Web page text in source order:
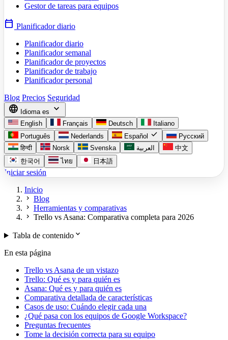
Gestor de tareas para equipos
calendar_today Planificador diario
Planificador diario
Planificador semanal
Planificador de proyectos
Planificador de trabajo
Planificador personal
Blog Precios Seguridad
language Idioma es expand_more
English Français Deutsch
Italiano
Português
Nederlands Español check
Русский
हिन्दी
Norsk Svenska العربية
中文
한국어
ไทย 日本語
Iniciar sesión
Inicio
chevron_right Blog
chevron_right Herramientas y comparativas
chevron_right Trello vs Asana: Comparativa completa para 2026
Tabla de contenidoexpand_more
En esta página
Trello vs Asana de un vistazo
Trello: Qué es y para quién es
Asana: Qué es y para quién es
Comparativa detallada de características
Casos de uso: Cuándo elegir cada una
¿Qué pasa con los equipos de Google Workspace?
Preguntas frecuentes
Tome la decisión correcta para su equipo